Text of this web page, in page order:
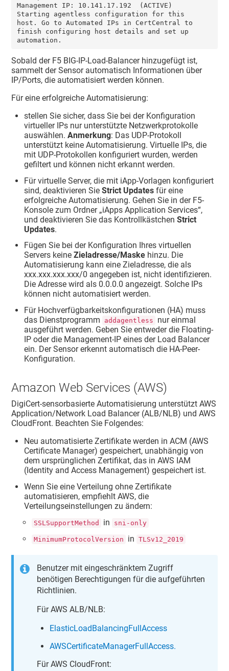
Management IP: 10.141.17.192  (ACTIVE)
Starting agentless configuration for this
host. Go to Automated IPs in CertCentral to
finish configuring host details and set up
automation.
Sobald der F5 BIG-IP-Load-Balancer hinzugefügt ist,
sammelt der Sensor automatisch Informationen über
IP/Ports, die automatisiert werden können.
Für eine erfolgreiche Automatisierung:
stellen Sie sicher, dass Sie bei der Konfiguration
virtueller IPs nur unterstützte Netzwerkprotokolle
auswählen.Anmerkung: Das UDP-Protokoll
unterstützt keine Automatisierung. Virtuelle IPs, die
mit UDP-Protokollen konfiguriert wurden, werden
gefiltert und können nicht erkannt werden.
Für virtuelle Server, die mit iApp-Vorlagen konfiguriert
sind, deaktivieren SieStrict Updates für eine
erfolgreiche Automatisierung. Gehen Sie in der F5-
Konsole zum Ordner „iApps Application Services“,
und deaktivieren Sie das KontrollkästchenStrict
Updates.
Fügen Sie bei der Konfiguration Ihres virtuellen
Servers keineZieladresse/Maske hinzu. Die
Automatisierung kann eine Zieladresse, die als
xxx.xxx.xxx.xxx/0 angegeben ist, nicht identifizieren.
Die Adresse wird als 0.0.0.0 angezeigt. Solche IPs
können nicht automatisiert werden.
Für Hochverfügbarkeitskonfigurationen (HA) muss
das Dienstprogramm
addagentless
nur einmal
ausgeführt werden. Geben Sie entweder die Floating-
IP oder die Management-IP eines der Load Balancer
ein. Der Sensor erkennt automatisch die HA-Peer-
Konfiguration.
Amazon Web Services (AWS)
DigiCert-sensorbasierte Automatisierung unterstützt AWS
Application/Network Load Balancer (ALB/NLB) und AWS
CloudFront. Beachten Sie Folgendes:
Neu automatisierte Zertifikate werden in ACM (AWS
Certificate Manager) gespeichert, unabhängig von
dem ursprünglichen Zertifikat, das in AWS IAM
(Identity and Access Management) gespeichert ist.
Wenn Sie eine Verteilung ohne Zertifikate
automatisieren, empfiehlt AWS, die
Verteilungseinstellungen zu ändern:
SSLSupportMethod in sni-only
MinimumProtocolVersion in TLSv12_2019
Benutzer mit eingeschränktem Zugriff
benötigen Berechtigungen für die aufgeführten
Richtlinien.
Für AWS ALB/NLB:
ElasticLoadBalancingFullAccess
AWSCertificateManagerFullAccess.
Für AWS CloudFront: